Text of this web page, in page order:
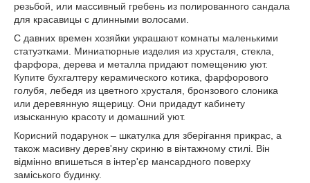
резьбой, или массивный гребень из полированного сандала
для красавицы с длинными волосами.
С давних времен хозяйки украшают комнаты маленькими
статуэтками. Миниатюрные изделия из хрусталя, стекла,
фарфора, дерева и металла придают помещению уют.
Купите бухгалтеру керамического котика, фарфорового
голубя, лебедя из цветного хрусталя, бронзового слоника
или деревянную ящерицу. Они придадут кабинету
изысканную красоту и домашний уют.
Корисний подарунок – шкатулка для зберігання прикрас, а
також масивну дерев'яну скриню в вінтажному стилі. Він
відмінно впишеться в інтер'єр мансардного поверху
заміського будинку.